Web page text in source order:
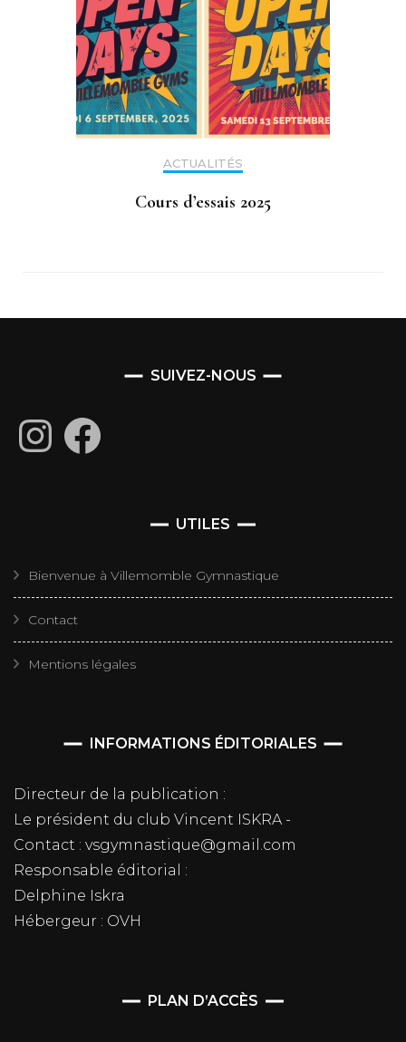
ACTUALITÉS
Cours d’essais 2025
SUIVEZ-NOUS
InstagramFacebook
UTILES
Bienvenue à Villemomble Gymnastique
Contact
Mentions légales
INFORMATIONS ÉDITORIALES
Directeur de la publication :
Le président du club Vincent ISKRA -
Contact : vsgymnastique@gmail.com
Responsable éditorial :
Delphine Iskra
Hébergeur : OVH
PLAN D’ACCÈS